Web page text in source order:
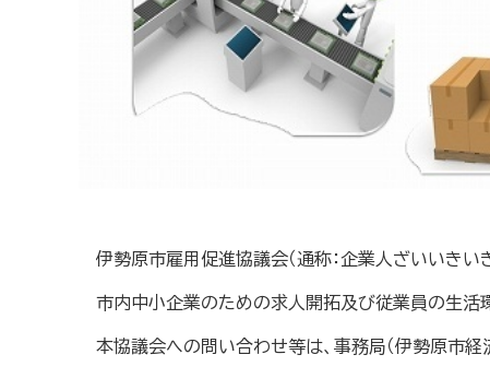
伊勢原市雇用促進協議会（通称：企業人ざいいきいき
市内中小企業のための求人開拓及び従業員の生活
本協議会への問い合わせ等は、事務局（伊勢原市経